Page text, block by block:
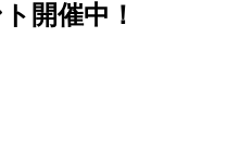
開催中！